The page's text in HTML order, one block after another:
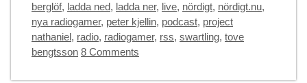
berglöf, ladda ned, ladda ner, live, nördigt, nördigt.nu,
nya radiogamer, peter kjellin, podcast, project
nathaniel, radio, radiogamer, rss, swartling, tove
bengtsson 8 Comments